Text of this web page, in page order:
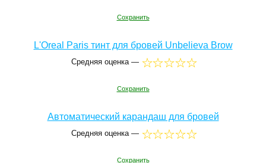
Сохранить
L'Oreal Paris тинт для бровей Unbelieva Brow
Средняя оценка —
Сохранить
Автоматический карандаш для бровей
Средняя оценка —
Сохранить